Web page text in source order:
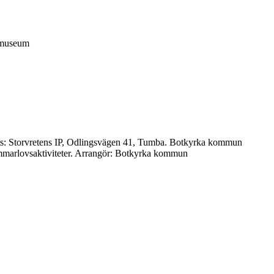
IP, Odlingsvägen 41, Tumba. Botkyrka kommun
Arrangör: Botkyrka kommun